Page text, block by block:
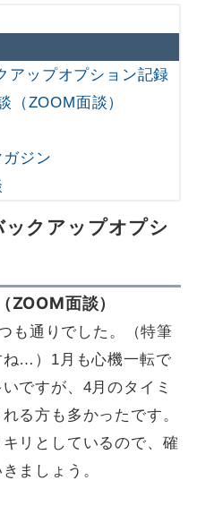
アップオプション記録
ZOOM面談）
ジン
クアップオプシ
面談）
も通りでした。（特筆
ね…）1月も心機一転で
ですが、4月のタイミ
る方も多かったです。
リとしているので、確
ましょう。